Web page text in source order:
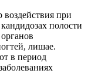
при
полости
лишае.
в период